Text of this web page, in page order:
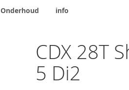
Onderhoud info
CDX 28T
5 Di2